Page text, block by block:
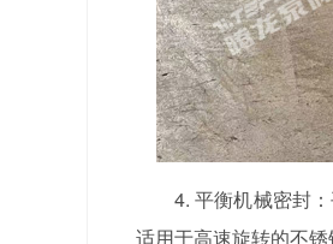
4. 平衡机械密封
适用于高速旋转的不锈